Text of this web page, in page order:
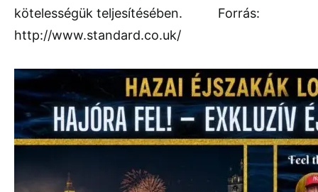
kötelességük teljesítésében. Forrás:
http://www.standard.co.uk/